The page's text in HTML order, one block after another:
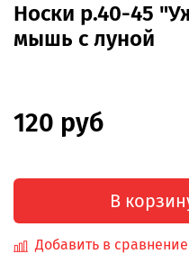
Носки р.40-45
мышь с луной
120 руб
В
Добавить в сравнение